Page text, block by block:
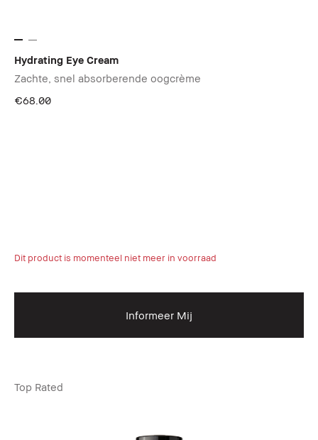
Hydrating Eye Cream
Zachte, snel absorberende oogcrème
€68.00
Dit product is momenteel niet meer in voorraad
Informeer Mij
Top Rated